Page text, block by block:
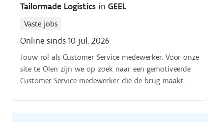
Tailormade Logistics in GEEL
Vaste jobs
Online sinds 10 jul. 2026
Jouw rol als Customer Service medewerker. Voor onze
site te Olen zijn we op zoek naar een gemotiveerde
Customer Service medewerker die de brug maakt
klantenservice en operationele ondersteuning Jouw